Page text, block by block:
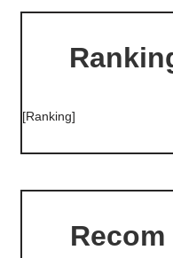
[Ranking]